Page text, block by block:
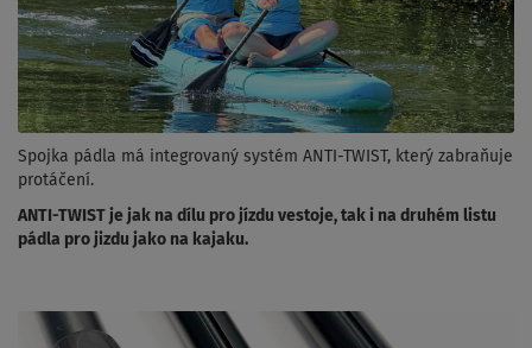
Spojka pádla má integrovaný systém ANTI-TWIST, který zabraňuje
protáčení.
ANTI-TWIST je jak na dílu pro jízdu vestoje, tak i na druhém listu
pádla pro jizdu jako na kajaku.